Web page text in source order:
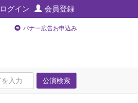
ログイン 会員登録
バナー広告お申込み
公演検索